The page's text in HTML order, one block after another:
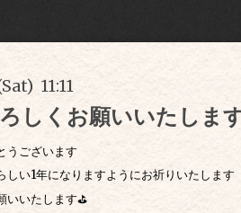
11:11
しくお願いいたしま
うございます
しい1年になりますようにお祈りいたします
いいたします⛳